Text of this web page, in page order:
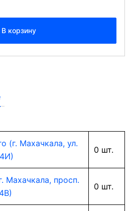
В корзину
(г. Махачкала, ул.
0 шт.
Махачкала, просп.
0 шт.